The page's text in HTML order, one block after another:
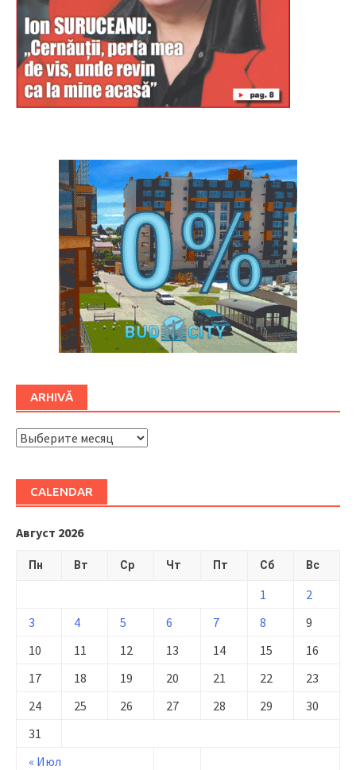
ARHIVĂ
ARHIVĂ
CALENDAR
Август 2026
Пн Вт Ср Чт Пт Сб Вс
« Июл
1
2
3
4 5 6 7 8
9
10
11 12 13 14 15
16
17
18 19 20 21 22
23
24
25 26 27 28 29
30
31